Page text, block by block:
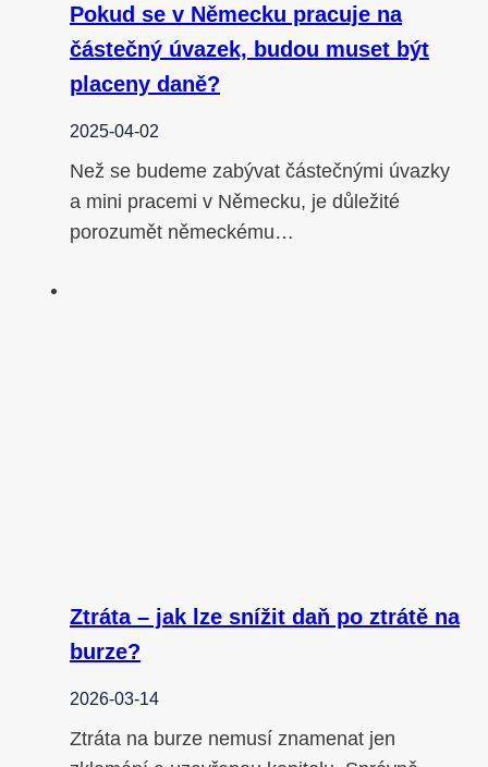
Pokud se v Německu pracuje na
částečný úvazek, budou muset být
placeny daně?
2025-04-02
Než se budeme zabývat částečnými úvazky
a mini pracemi v Německu, je důležité
porozumět německému…
Ztráta – jak lze snížit daň po ztrátě na
burze?
2026-03-14
Ztráta na burze nemusí znamenat jen